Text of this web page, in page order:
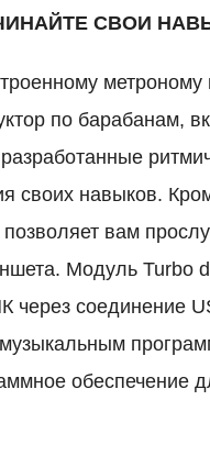
СВОИ
по барабанам,
своих навыков.
позволяет вам
Модуль Turbo
через соединение
обеспечение